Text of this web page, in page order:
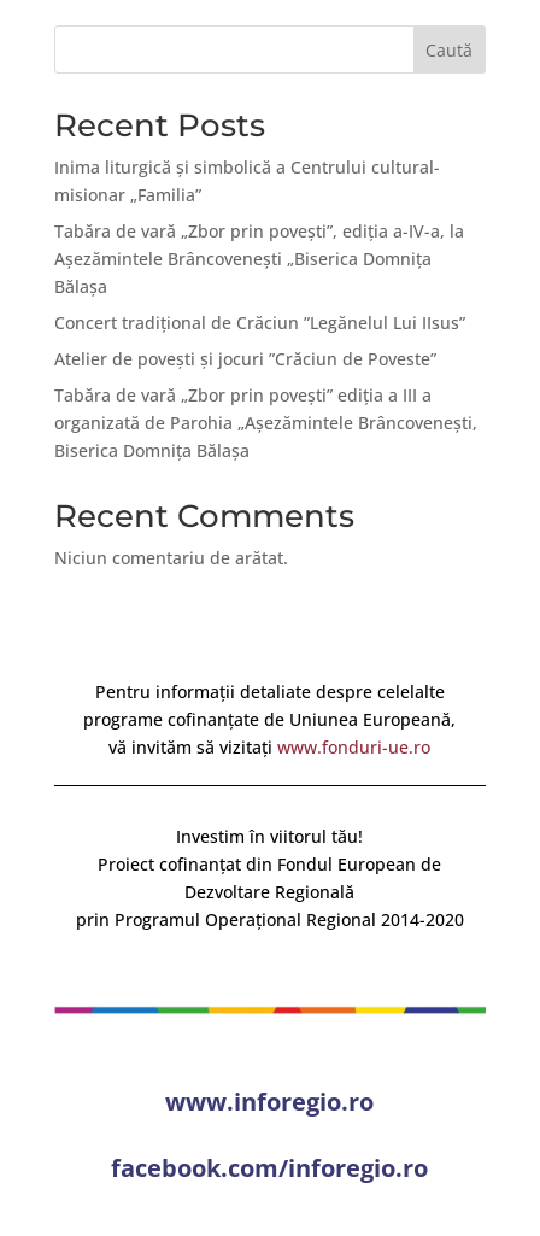
Caută
Recent Posts
Inima liturgică și simbolică a Centrului cultural-
misionar „Familia”
Tabăra de vară „Zbor prin povești”, ediția a-IV-a, la
Așezămintele Brâncovenești „Biserica Domnița
Bălașa
Concert tradițional de Crăciun ”Legănelul Lui IIsus”
Atelier de povești și jocuri ”Crăciun de Poveste”
Tabăra de vară „Zbor prin poveşti” ediţia a III a
organizată de Parohia „Aşezămintele Brâncoveneşti,
Biserica Domniţa Bălaşa
Recent Comments
Niciun comentariu de arătat.
Pentru informații detaliate despre celelalte
programe cofinanțate de Uniunea Europeană,
vă invităm să vizitațiwww.fonduri-ue.ro
Investim în viitorul tău!
Proiect cofinanțat din Fondul European de
Dezvoltare Regională
prin Programul Operațional Regional 2014-2020
www.inforegio.ro
facebook.com/inforegio.ro